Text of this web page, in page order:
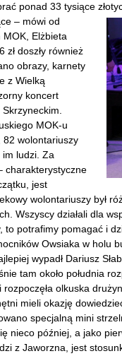
ponad 33 tysiące
– mówi od
Elżbieta
zł doszły również
obrazy, karnety
z Wielką
koncert
MOK-u
82 wolontariuszy
im ludzi. Za
charakterystyczne
jest
wolontariuszy był
Wszyscy działali dla
to potrafimy pomagać i
Owsiaka w holu
wypadł Dariusz
tam około południa
olkuska
mieli okazję
specjalną mini
nieco później, a jako
z Jaworzna, jest